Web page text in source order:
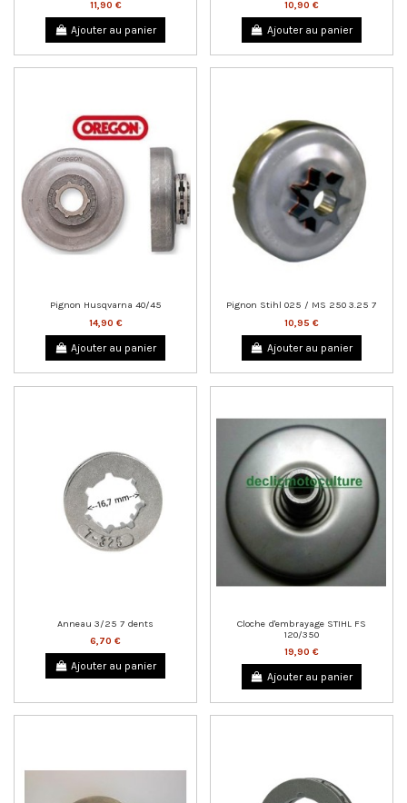
11,90 €
Ajouter au panier
10,90 €
Ajouter au panier
Pignon Husqvarna 40/45
14,90 €
Ajouter au panier
Pignon Stihl 025 / MS 250 3.25 7
10,95 €
Ajouter au panier
Anneau 3/25 7 dents
6,70 €
Ajouter au panier
Cloche d'embrayage STIHL FS
120/350
19,90 €
Ajouter au panier